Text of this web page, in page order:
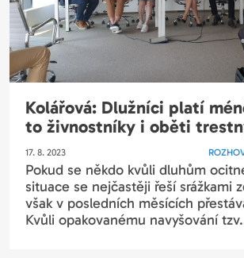
Kolářová: Dlužníci platí
to živnostníky i oběti
17. 8. 2023
Pokud se někdo kvůli dluhům
situace se nejčastěji řeší srážkami
však v posledních měsících
Kvůli opakovanému navyšování